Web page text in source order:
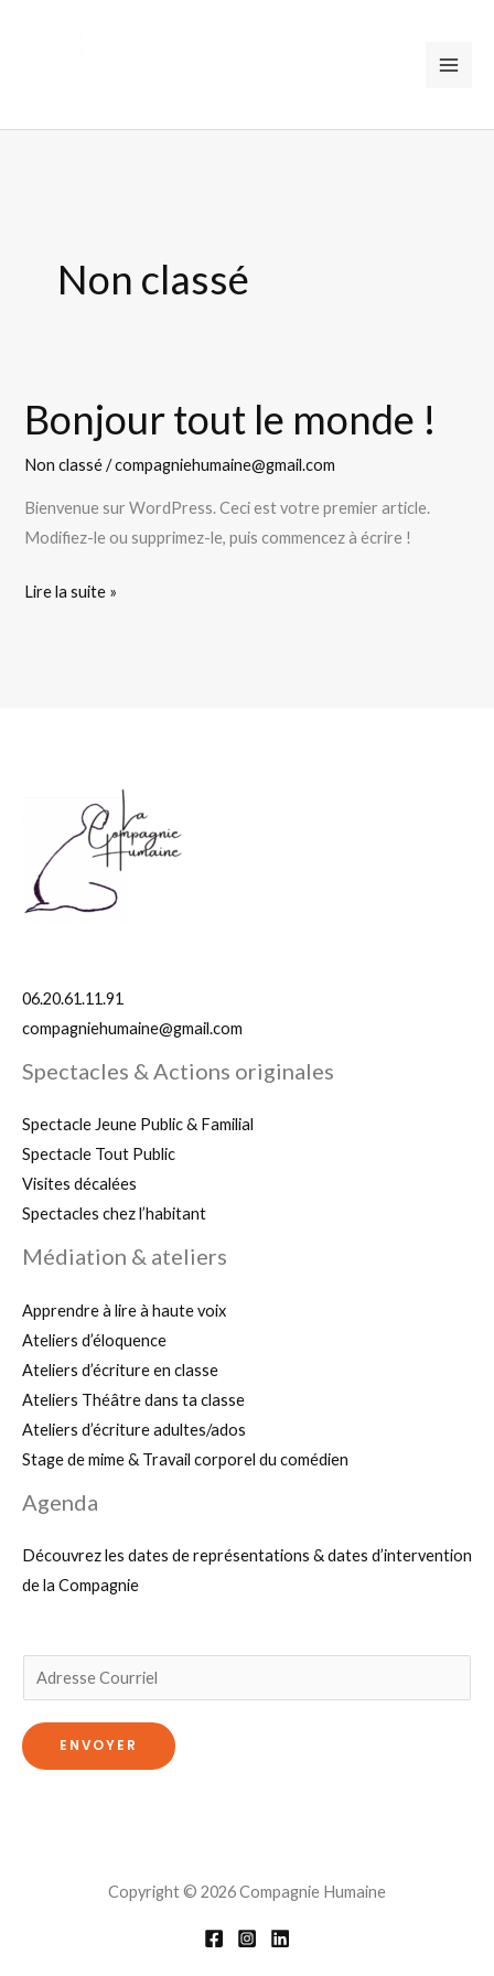
Non classé
Bonjour tout le monde !
Non classé/compagniehumaine@gmail.com
Bienvenue sur WordPress. Ceci est votre premier article.
Modifiez-le ou supprimez-le, puis commencez à écrire !
Bonjour
tout
le
Lire la suite »
06.20.61.11.91
compagniehumaine@gmail.com
Spectacles & Actions originales
Spectacle Jeune Public & Familial
Spectacle Tout Public
Visites décalées
Spectacles chez l’habitant
Médiation & ateliers
Apprendre à lire à haute voix
Ateliers d’éloquence
Ateliers d’écriture en classe
Ateliers Théâtre dans ta classe
Ateliers d’écriture adultes/ados
Stage de mime & Travail corporel du comédien
Agenda
Découvrez les dates de représentations & dates d’intervention
de la Compagnie
m
a
i
ENVOYER
Copyright © 2026 Compagnie Humaine